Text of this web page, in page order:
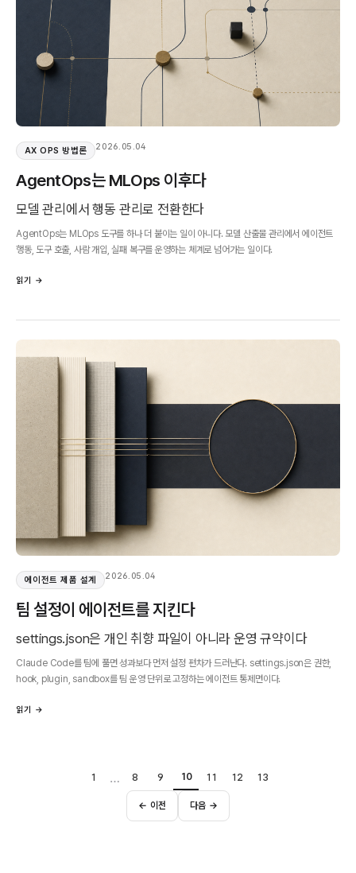
AX OPS 방법론 2026.05.04
AgentOps는 MLOps 이후다
모델 관리에서 행동 관리로 전환한다
AgentOps는 MLOps 도구를 하나 더 붙이는 일이 아니다. 모델 산출물 관리에서 에이전트
행동, 도구 호출, 사람 개입, 실패 복구를 운영하는 체계로 넘어가는 일이다.
읽기 →
에이전트 제품 설계 2026.05.04
팀 설정이 에이전트를 지킨다
settings.json은 개인 취향 파일이 아니라 운영 규약이다
Claude Code를 팀에 풀면 성과보다 먼저 설정 편차가 드러난다. settings.json은 권한,
hook, plugin, sandbox를 팀 운영 단위로 고정하는 에이전트 통제면이다.
읽기 →
← 이전
1 … 8 9 10 11 12 13
다음 →